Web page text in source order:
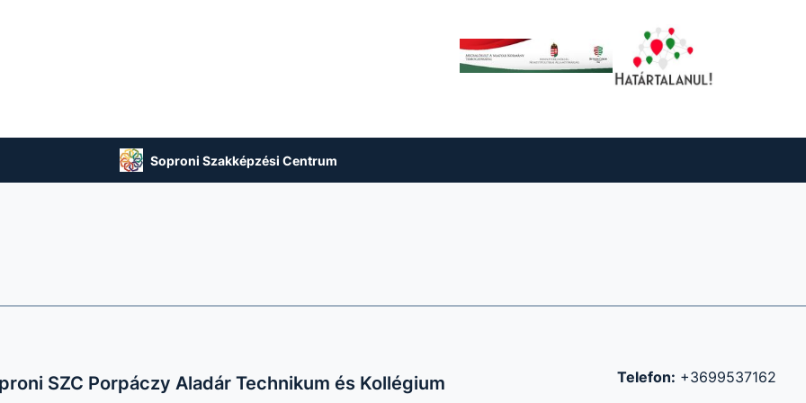
Soproni Szakképzési Centrum
SZC Porpáczy Aladár Technikum és Kollégium Telefon: +3699537162